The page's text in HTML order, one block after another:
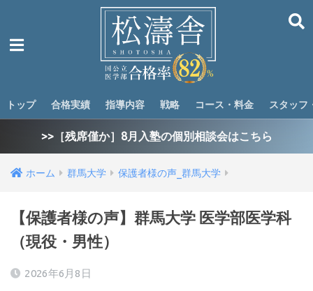
トップ 合格実績 指導内容 戦略 コース・料金 スタッフ
>>［残席僅か］8月入塾の個別相談会はこちら
ホーム 群馬大学 保護者様の声_群馬大学
【保護者様の声】群馬大学 医学部医学科
（現役・男性）
2026年6月8日